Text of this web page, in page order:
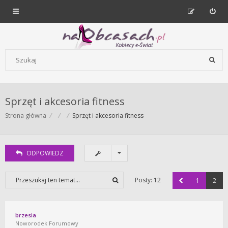
Forum dla kobiet | NaObcasach.pl
Sprzęt i akcesoria fitness
Strona główna Sprzęt i akcesoria fitness
ODPOWIEDZ
Posty: 12 1 2
brzesia
Noworodek Forumowy